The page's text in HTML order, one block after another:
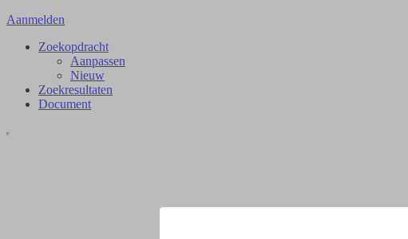
Aanmelden
Zoekopdracht
Aanpassen
Nieuw
Zoekresultaten
Document